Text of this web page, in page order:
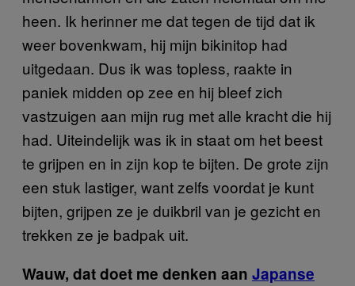
heen. Ik herinner me dat tegen de tijd dat ik
weer bovenkwam, hij mijn bikinitop had
uitgedaan. Dus ik was topless, raakte in
paniek midden op zee en hij bleef zich
vastzuigen aan mijn rug met alle kracht die hij
had. Uiteindelijk was ik in staat om het beest
te grijpen en in zijn kop te bijten. De grote zijn
een stuk lastiger, want zelfs voordat je kunt
bijten, grijpen ze je duikbril van je gezicht en
trekken ze je badpak uit.
Wauw, dat doet me denken aan Japanse